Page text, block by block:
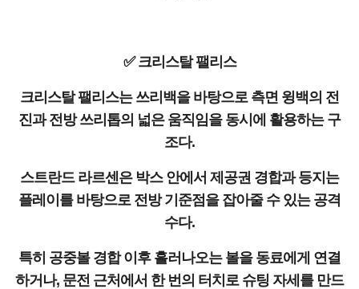
✅ 크리스탈 팰리스
크리스탈 팰리스는 쓰리백을 바탕으로 측면 윙백의 전
진과 전방 쓰리톱의 넓은 움직임을 동시에 활용하는 구
조다.
스트란드 라르센은 박스 안에서 제공권 경합과 등지는
플레이를 바탕으로 전방 기준점을 잡아줄 수 있는 공격
수다.
특히 공중볼 경합 이후 흘러나오는 볼을 동료에게 연결
하거나, 문전 근처에서 한 번의 터치로 슈팅 자세를 만드